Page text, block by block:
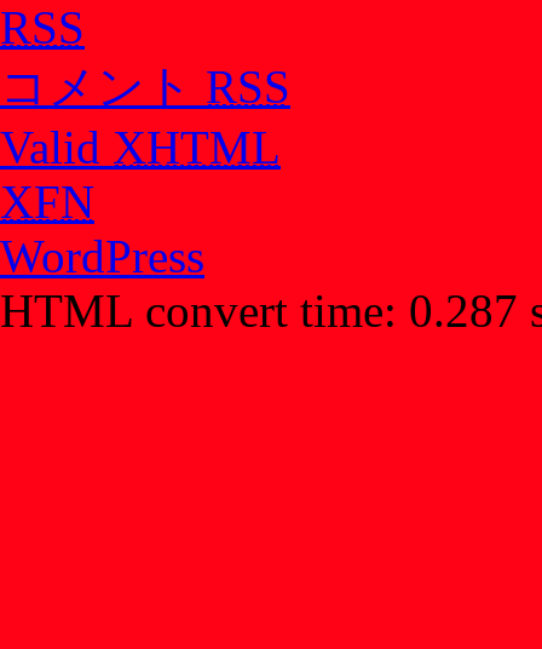
RSS
コメント RSS
Valid XHTML
XFN
WordPress
HTML convert time: 0.287